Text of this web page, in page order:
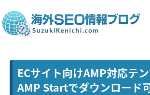
ECサイト向けAMP対応テ
AMP Startでダウンロード